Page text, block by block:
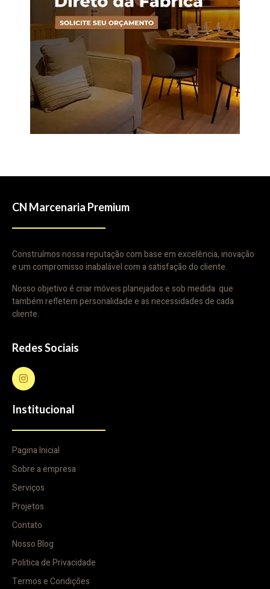
CN Marcenaria Premium
Construímos nossa reputação com base em excelência, inovação
e um compromisso inabalável com a satisfação do cliente.
Nosso objetivo é criar móveis planejados e sob medida que
também refletem personalidade e as necessidades de cada
cliente.
Redes Sociais
Institucional
Pagina Inicial
Sobre a empresa
Serviços
Projetos
Contato
Nosso Blog
Politica de Privacidade
Termos e Condições